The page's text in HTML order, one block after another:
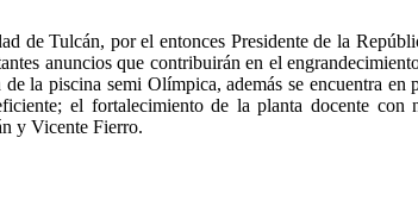
de Tulcán, por el entonces Presidente de la
anuncios que contribuirán en el
la piscina semi Olímpica, además se encuentra
el fortalecimiento de la planta docente con
y Vicente Fierro.